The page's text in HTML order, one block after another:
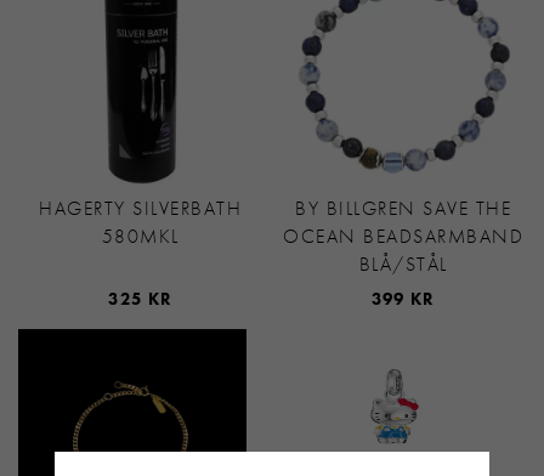
HAGERTY SILVERBATH
580MKL
325 KR
BY BILLGREN SAVE THE
OCEAN BEADSARMBAND
BLÅ/STÅL
399 KR